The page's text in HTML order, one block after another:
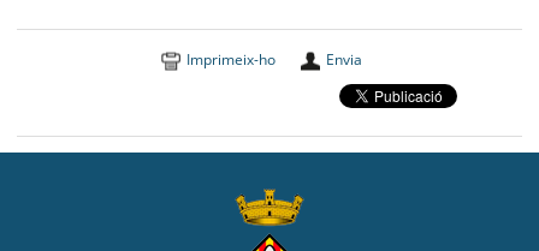
Imprimeix-ho Envia